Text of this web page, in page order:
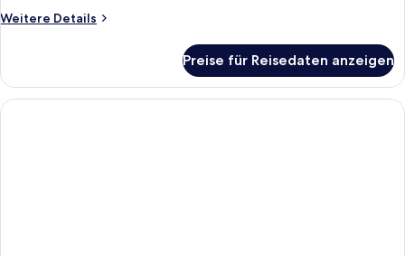
Weitere Details
Weitere
Doppelzimmer
zur
Einzelnutzung
Preise für Reisedaten anzeigen